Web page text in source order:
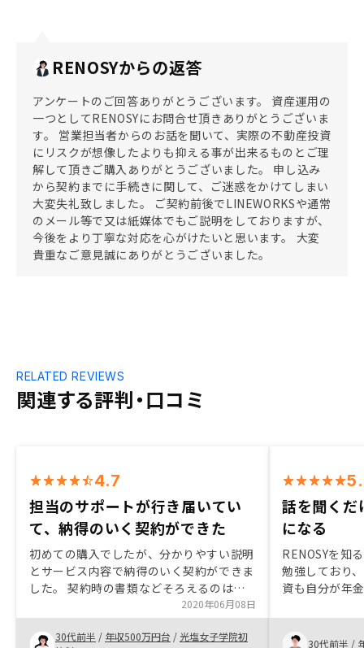
RENOSYからの返答
アンケートのご回答ありがとうございます。 資産運用の
一つとしてRENOSYにお問合せ頂きありがとうございま
す。 営業担当者からのお話を聞いて、実際の不動産投資
にリスクが想像したよりも抑える事が出来るものとご理
解して頂きご購入ありがとうございました。 申し込み
から契約までに手続きに関して、ご迷惑をかけてしまい
大変失礼致しました。 ご契約前後でLINEWORKSや通常
のメール等で又は紙媒体でもご説明をしておりますが、
今後をより丁寧な対応を心がけたいと思います。 大変
貴重なご意見誠にありがとうございました。
関連する評判・口コミ
RELATED REVIEWS
4.7
担当のサポートが行き届いてい
て、納得のいく契約ができた
初めての購入でしたが、分かりやすい説明
とサービス内容で納得のいく契約ができま
した。 契約時の書類などそろえるのは大
変でしたが、エージェントの方がサポート
してくださりありがたかったです。面倒な
ことが苦手なので、一括アプリで管理でき
2020年06月08日
30代前半 / 年収500万円台 / 光塩女子学院初
話を聞くだ
になる
RENOSYを知
勉強しており
資も自分が年
今の職のロー
ンを購入し、
30代前半 /